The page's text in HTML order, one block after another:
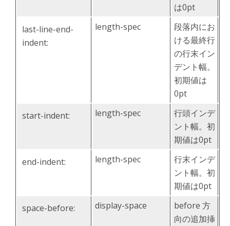
は0pt
last-line-end-
indent:
length-spec
段落内にお
ける最終行
の行末イン
デント幅。
初期値は
0pt
start-indent:
length-spec
行頭インデ
ント幅。初
期値は0pt
end-indent:
length-spec
行末インデ
ント幅。初
期値は0pt
space-before:
display-space
before 方
向の追加挿